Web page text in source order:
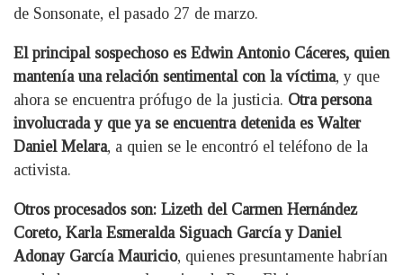
de Sonsonate, el pasado 27 de marzo.
El principal sospechoso es Edwin Antonio Cáceres, quien
mantenía una relación sentimental con la víctima, y que
ahora se encuentra prófugo de la justicia. Otra persona
involucrada y que ya se encuentra detenida es Walter
Daniel Melara, a quien se le encontró el teléfono de la
activista.
Otros procesados son: Lizeth del Carmen Hernández
Coreto, Karla Esmeralda Siguach García y Daniel
Adonay García Mauricio, quienes presuntamente habrían